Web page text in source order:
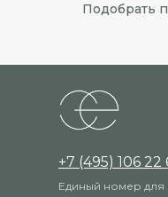
Подобрать
+7 (495) 106 22
Единый номер для